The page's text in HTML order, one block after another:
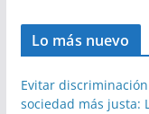
Lo más nuevo
Evitar
sociedad más justa: